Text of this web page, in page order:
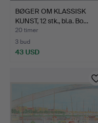
BØGER OM KLASSISK
KUNST, 12 stk., bl.a. Bo…
20 timer
3 bud
43 USD